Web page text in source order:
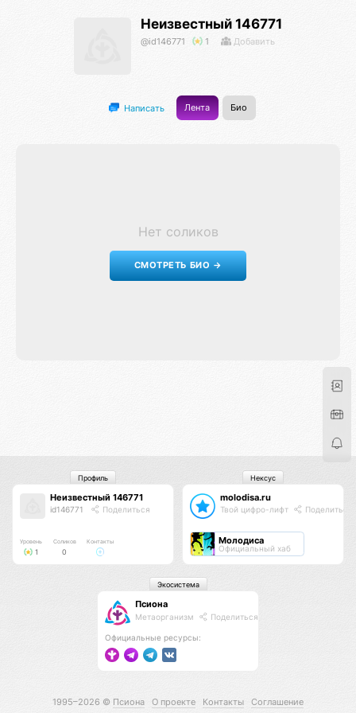
Неизвестный 146771
@id146771 1 Добавить
Написать Лента Био
Нет соликов
СМОТРЕТЬ БИО →
Неизвестный 146771
id146771 Поделиться
Уровень
1
Соликов
0
Контакты
Профиль
molodisa.ru
Твой цифро-лифт Поделиться
Молодиса
Официальный хаб
Нексус
Псиона
Метаорганизм Поделиться
Официальные ресурсы:
Экосистема
1995–2026 © Псиона О проекте Контакты Соглашение